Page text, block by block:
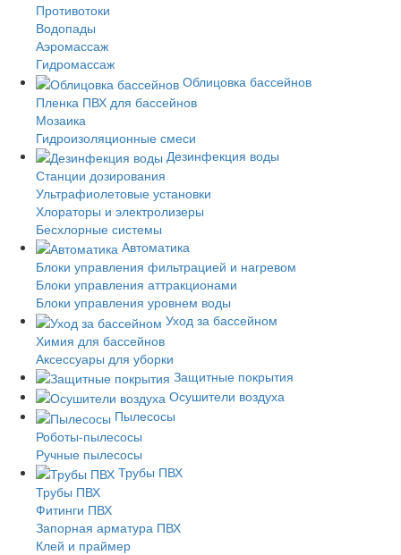
Противотоки
Водопады
Аэромассаж
Гидромассаж
Облицовка бассейнов
Пленка ПВХ для бассейнов
Мозаика
Гидроизоляционные смеси
Дезинфекция воды
Станции дозирования
Ультрафиолетовые установки
Хлораторы и электролизеры
Бесхлорные системы
Автоматика
Блоки управления фильтрацией и нагревом
Блоки управления аттракционами
Блоки управления уровнем воды
Уход за бассейном
Химия для бассейнов
Аксессуары для уборки
Защитные покрытия
Осушители воздуха
Пылесосы
Роботы-пылесосы
Ручные пылесосы
Трубы ПВХ
Трубы ПВХ
Фитинги ПВХ
Запорная арматура ПВХ
Клей и праймер